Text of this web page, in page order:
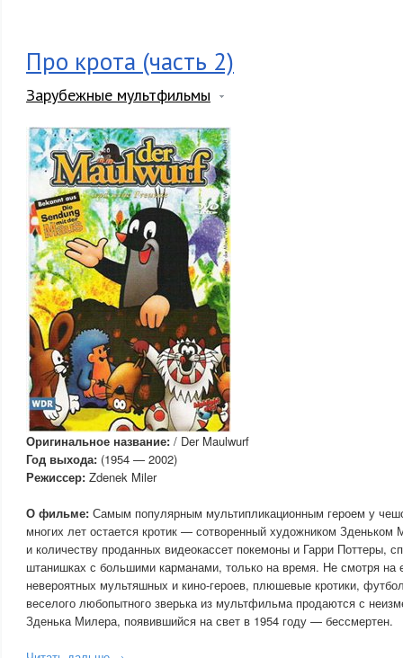
Про крота (часть 2)
Зарубежные мультфильмы
Оригинальное название: / Der Maulwurf
Год выхода: (1954 — 2002)
Режиссер: Zdenek Miler
О фильме: Самым популярным мультипликационным героем у
многих лет остается кротик — сотворенный художником
и количеству проданных видеокассет покемоны и Гарри Поттеры,
штанишках с большими карманами, только на время. Не смотря на
невероятных мультяшных и кино-героев, плюшевые кротики,
веселого любопытного зверька из мультфильма продаются с
Зденька Милера, появившийся на свет в 1954 году — бессмертен.